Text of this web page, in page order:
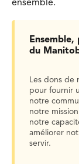
ensemble.
du
Les dons de
pour fournir
notre
notre
notre
améliorer
servir.